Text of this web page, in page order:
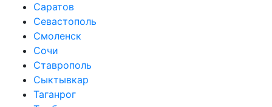
Саратов
Севастополь
Смоленск
Сочи
Ставрополь
Сыктывкар
Таганрог